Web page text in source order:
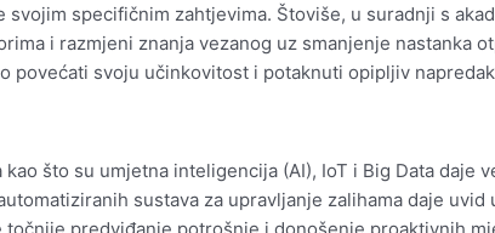
specifičnim zahtjevima. Štoviše, u suradnji s
i razmjeni znanja vezanog uz smanjenje nastanka
povećati svoju učinkovitost i potaknuti opipljiv
što su umjetna inteligencija (AI), IoT i Big Data daje
sustava za upravljanje zalihama daje
predviđanje potrošnje i donošenje proaktivnih